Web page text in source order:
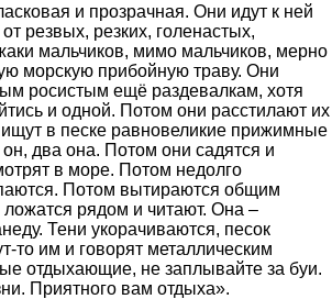
и прозрачная. Они идут к ней
резвых, резких, голенастых,
мальчиков, мимо мальчиков, мерно
морскую прибойную траву. Они
росистым ещё раздевалкам, хотя
и одной. Потом они расстилают их
в песке равновеликие прижимные
два она. Потом они садятся и
в море. Потом недолго
Потом вытираются общим
рядом и читают. Она –
Тени укорачиваются, песок
то им и говорят металлическим
отдыхающие, не заплывайте за буи.
Приятного вам отдыха».